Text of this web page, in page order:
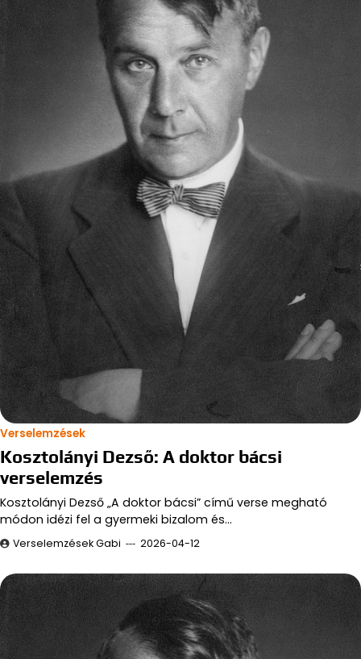
Verselemzések
Kosztolányi Dezső: A doktor bácsi
verselemzés
Kosztolányi Dezső „A doktor bácsi” című verse megható
módon idézi fel a gyermeki bizalom és…
Verselemzések Gabi 2026-04-12